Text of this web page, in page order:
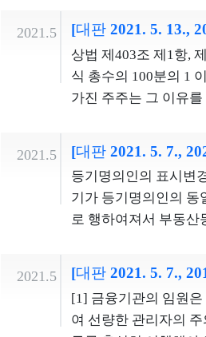
한행사 및 책임부담이
이 인정된다면, 다양
배심원 자격을 부여
로서 능력이 있는지를
다. 심판대상조항이 제
‘만 20세 이상’으로 정
위능력이 인정되는 성
과였으므로, 2011년
2020년에는 선거권 연
개정되었는데, 스스로
이 인정된다면 배심원
로, 이 사건 교육과정
권적 제한을 받고 있다
해가능성이 인정되지
및 이를 구체화하는
포함시키도록 명시적
다. 또한 사회의 구성
과 보편적인 자질을
등교육의 목적에 비추
력과 문제해결능력, 비
형성하는데 불가결한
해석상 발생한다고 보
자금의 투명성을 살필
치자금법의 입법목적
고, 이는 정치자금의
근절이 시대정신이 된
인이 어떻게 활동하는
필요로 하는 만큼의 자
다. 따라서 국민의 정
제한은 필요 최소한으
교부 신청이 허용된다
에 해당하는 영수증,
으로써 정치자금 수입
고 규정하였다. 반면
료를 앞두고 임차인의
할 수 있는 사유에 관
해당하는 금액에 이르
실이 있는 경우’라고
그 취지는, 임대차계약
신뢰를 기초로 하므로,
임을 3기분에 달하도
경우에까지 임차인의
어 보면, 임대차기간
기분에 달하도록 연체
인과의 계약관계 연장
2021.5 [대판 2021. 5. 13.,
상법 제403조 제1항,
식 총수의 100분의 1
가진 주주는 그 이유
터 30일 내에 소를 제
주주가 즉시 회사를 위
다.’고 정하고 있는데,
를 위해 회사의 권리
회사의 이익보호를 도
표소송이 회사가 가지
임을 고려하여 제소요
2021.5 [대판 2021. 5. 7.,
등기명의인의 표시변
기가 등기명의인의 동
로 행하여져서 부동산
니라면 진실한 소유자
침해배제청구권의 정
상의 소유명의자를 상
가 되는 부기등기인
2021.5 [대판 2021. 5. 7.,
[1] 금융기관의 임원
여 선량한 관리자의